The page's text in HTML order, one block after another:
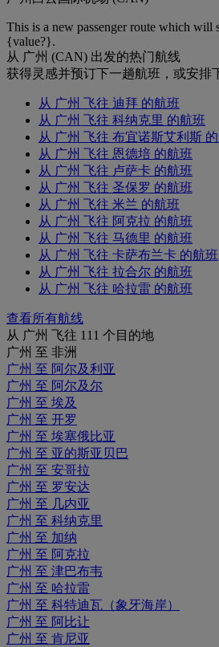
This is a new passenger route which will
{value?}.
从 广州 (CAN) 出发的热门航线
获得灵感并预订下一趟航班，或安排
从 广州 飞往 迪拜 的航班
从 广州 飞往 科纳克里 的航班
从 广州 飞往 布宜诺斯艾利斯
从 广州 飞往 恩德培 的航班
从 广州 飞往 卢萨卡 的航班
从 广州 飞往 圣保罗 的航班
从 广州 飞往 米兰 的航班
从 广州 飞往 阿克拉 的航班
从 广州 飞往 马德里 的航班
从 广州 飞往 卡萨布兰卡 的航班
从 广州 飞往 拉合尔 的航班
从 广州 飞往 哈拉雷 的航班
查看所有航线
从 广州 飞往 111 个目的地
广州 至 非洲
广州 至 阿尔及利亚
广州 至 阿尔及尔
广州 至 埃及
广州 至 开罗
广州 至 埃塞俄比亚
广州 至 亚的斯亚贝巴
广州 至 安哥拉
广州 至 罗安达
广州 至 几内亚
广州 至 科纳克里
广州 至 加纳
广州 至 阿克拉
广州 至 津巴布韦
广州 至 哈拉雷
广州 至 科特迪瓦（象牙海岸）
广州 至 阿比让
广州 至 肯尼亚